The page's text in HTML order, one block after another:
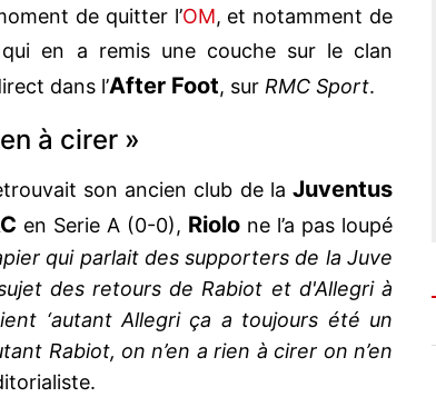
de quitter l’OM, et notamment de
qui en a remis une couche sur le clan
dans l’After Foot, sur RMC Sport.
à cirer »
son ancien club de laJuventus
en Serie A (0-0), Riolo ne l’a pas loupé
qui parlait des supporters de la Juve
des retours de Rabiot et d'Allegri à
‘autant Allegri ça a toujours été un
Rabiot, on n’en a rien à cirer on n’en